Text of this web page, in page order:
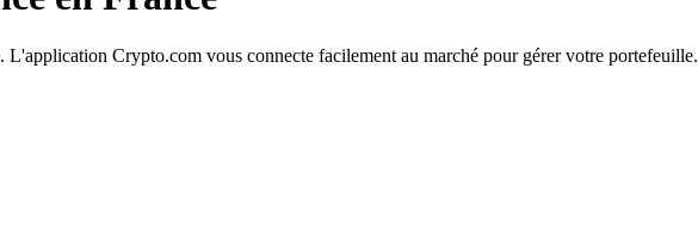
Crypto.com vous connecte facilement au marché pour gérer votre portefeuille.